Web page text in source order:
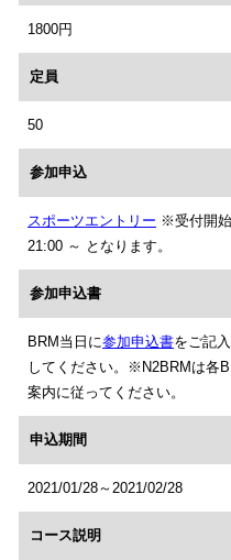
1800円
定員
50
参加申込
スポーツエントリー ※受付開
21:00 ～ となります。
参加申込書
BRM当日に参加申込書をご記
してください。※N2BRMは各
案内に従ってください。
申込期間
2021/01/28～2021/02/28
コース説明